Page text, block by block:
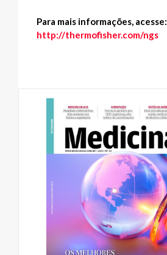
Para mais informações, acesse:
http://thermofisher.com/ngs